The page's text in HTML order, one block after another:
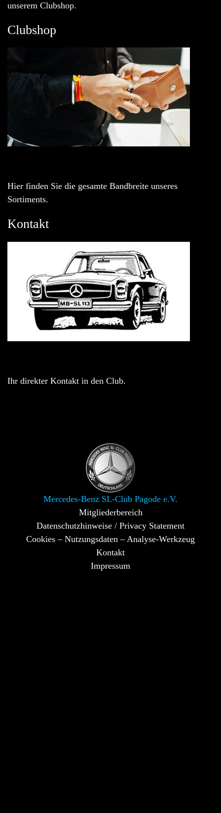
unserem Clubshop.
Clubshop
Hier finden Sie die gesamte Bandbreite unseres
Sortiments.
Kontakt
Ihr direkter Kontakt in den Club.
Mercedes-Benz SL-Club Pagode e.V.
Mitgliederbereich
Datenschutzhinweise / Privacy Statement
Cookies – Nutzungsdaten – Analyse-Werkzeug
Kontakt
Impressum